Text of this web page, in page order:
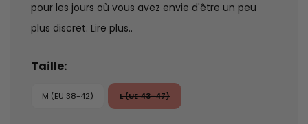
pour les jours où vous avez envie d'être un peu
plus discret. Lire plus..
Taille:
M (EU 38-42) L (UE 43-47)